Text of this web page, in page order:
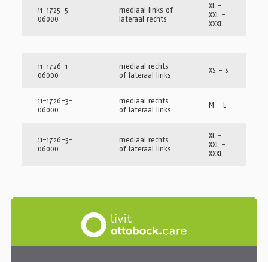
11-1725-5-
06000
mediaal links of
lateraal rechts
XL -
XXL -
XXXL
11-1726-1-
06000
mediaal rechts
of lateraal links
XS - S
11-1726-3-
06000
mediaal rechts
of lateraal links
M - L
11-1726-5-
06000
mediaal rechts
of lateraal links
XL -
XXL -
XXXL